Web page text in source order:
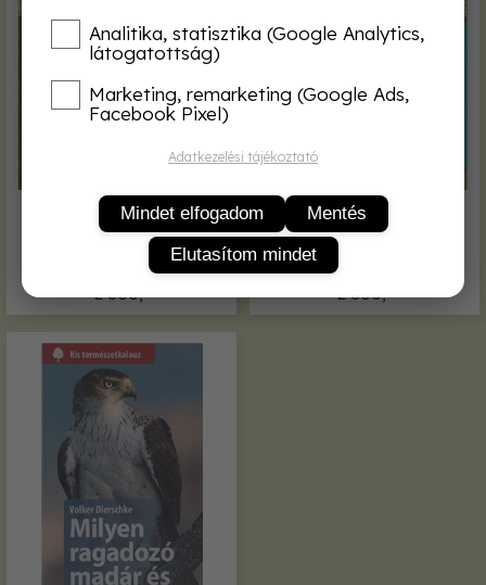
2 800,-
Milyen madarat láttam a
kertben?
2 800,-
Milyen madarat láttam?
Analitika, statisztika (Google Analytics,
látogatottság)
Marketing, remarketing (Google Ads,
Facebook Pixel)
Adatkezelési tájékoztató
Mindet elfogadom
Mentés
Elutasítom mindet